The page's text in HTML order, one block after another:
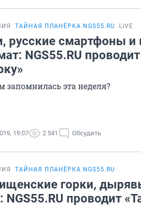
ТАЙНАЯ ПЛАНЁРКА NGS55.RU LIVE
русские смартфоны
NGS55.RU
запомнилась эта неделя?
19:07 2 541 Обсудить
ТАЙНАЯ ПЛАНЁРКА NGS55.RU
горки,
NGS55.RU проводит